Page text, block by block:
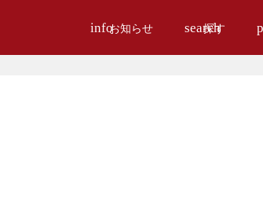
infoお知らせ search
探す